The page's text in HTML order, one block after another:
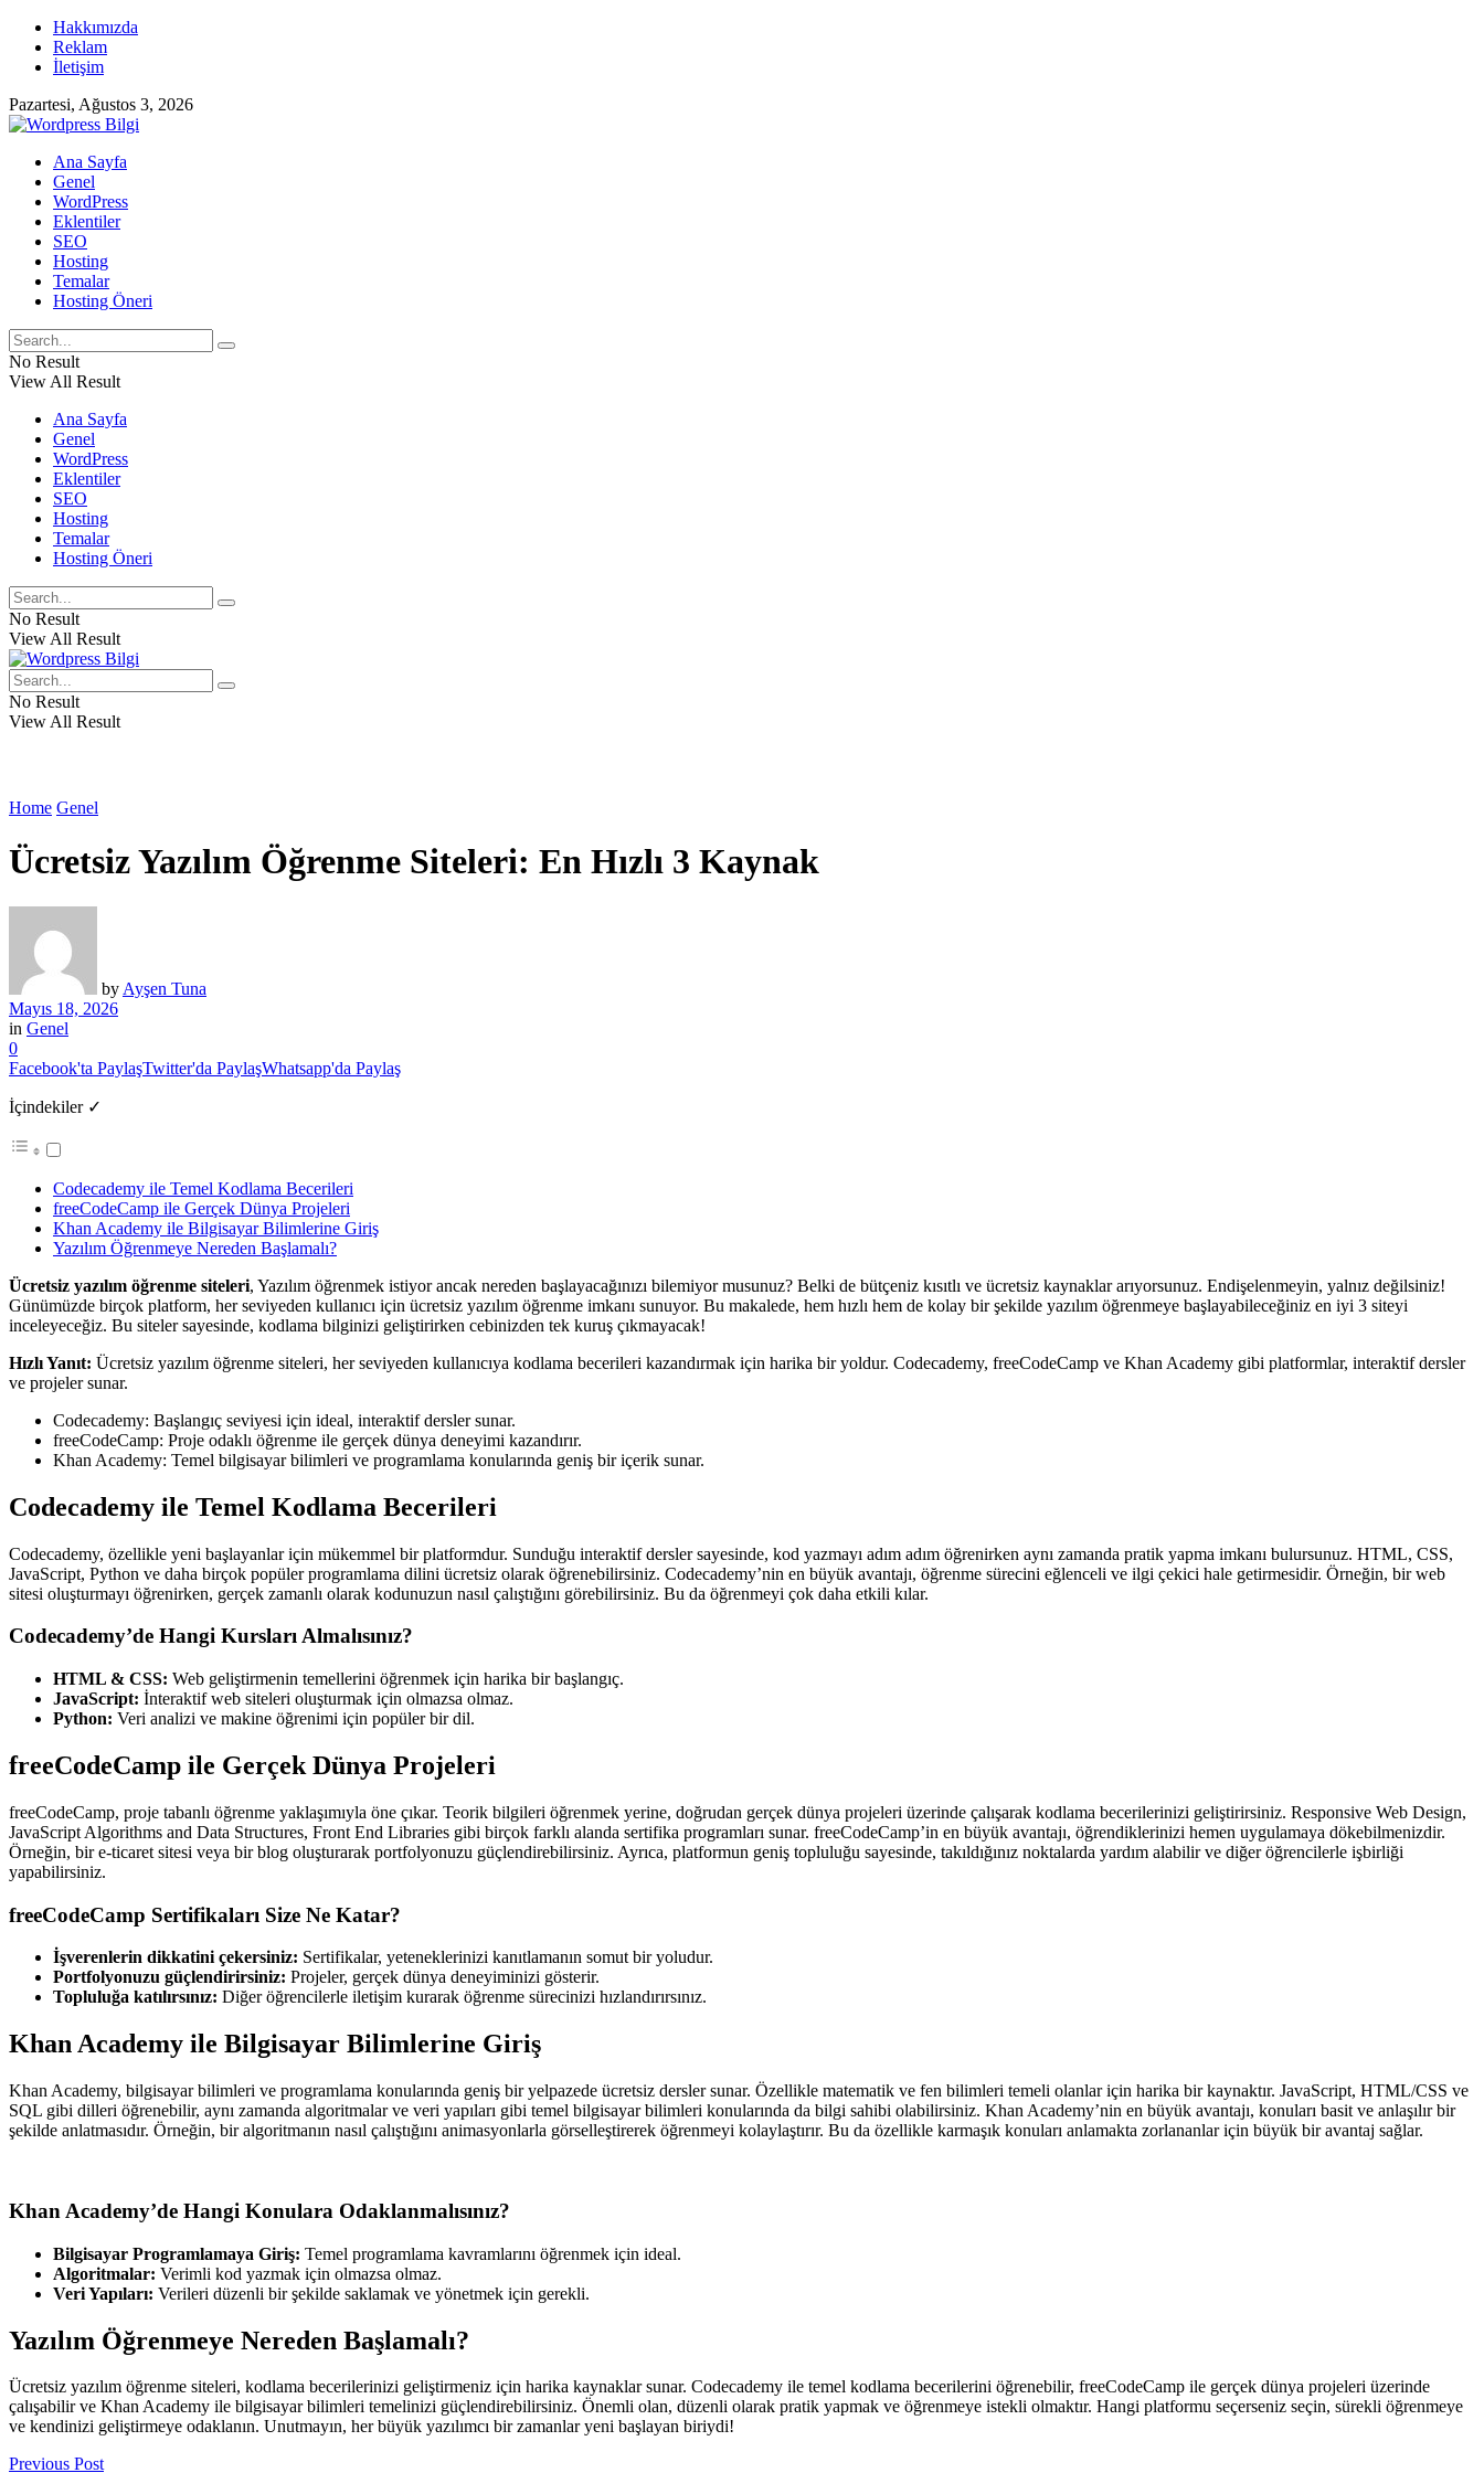
Hakkımızda
Reklam
İletişim
Pazartesi, Ağustos 3, 2026
Ana Sayfa
Genel
WordPress
Eklentiler
SEO
Hosting
Temalar
Hosting Öneri
No Result
View All Result
Ana Sayfa
Genel
WordPress
Eklentiler
SEO
Hosting
Temalar
Hosting Öneri
No Result
View All Result
No Result
View All Result
Home Genel
Ücretsiz Yazılım Öğrenme Siteleri: En Hızlı 3 Kaynak
by Ayşen Tuna
Mayıs 18, 2026
in Genel
0
Facebook'ta PaylaşTwitter'da PaylaşWhatsapp'da Paylaş
İçindekiler ✓
Codecademy ile Temel Kodlama Becerileri
freeCodeCamp ile Gerçek Dünya Projeleri
Khan Academy ile Bilgisayar Bilimlerine Giriş
Yazılım Öğrenmeye Nereden Başlamalı?
Ücretsiz yazılım öğrenme siteleri, Yazılım öğrenmek istiyor ancak nereden başlayacağınızı bilemiyor musunuz? Belki de bütçeniz kısıtlı ve ücretsiz kaynaklar arıyorsunuz. Endişelenmeyin, yalnız değilsiniz!
Günümüzde birçok platform, her seviyeden kullanıcı için ücretsiz yazılım öğrenme imkanı sunuyor. Bu makalede, hem hızlı hem de kolay bir şekilde yazılım öğrenmeye başlayabileceğiniz en iyi 3 siteyi
inceleyeceğiz. Bu siteler sayesinde, kodlama bilginizi geliştirirken cebinizden tek kuruş çıkmayacak!
Hızlı Yanıt: Ücretsiz yazılım öğrenme siteleri, her seviyeden kullanıcıya kodlama becerileri kazandırmak için harika bir yoldur. Codecademy, freeCodeCamp ve Khan Academy gibi platformlar, interaktif dersler
ve projeler sunar.
Codecademy: Başlangıç seviyesi için ideal, interaktif dersler sunar.
freeCodeCamp: Proje odaklı öğrenme ile gerçek dünya deneyimi kazandırır.
Khan Academy: Temel bilgisayar bilimleri ve programlama konularında geniş bir içerik sunar.
Codecademy ile Temel Kodlama Becerileri
Codecademy, özellikle yeni başlayanlar için mükemmel bir platformdur. Sunduğu interaktif dersler sayesinde, kod yazmayı adım adım öğrenirken aynı zamanda pratik yapma imkanı bulursunuz. HTML, CSS,
JavaScript, Python ve daha birçok popüler programlama dilini ücretsiz olarak öğrenebilirsiniz. Codecademy’nin en büyük avantajı, öğrenme sürecini eğlenceli ve ilgi çekici hale getirmesidir. Örneğin, bir web
sitesi oluşturmayı öğrenirken, gerçek zamanlı olarak kodunuzun nasıl çalıştığını görebilirsiniz. Bu da öğrenmeyi çok daha etkili kılar.
Codecademy’de Hangi Kursları Almalısınız?
HTML & CSS: Web geliştirmenin temellerini öğrenmek için harika bir başlangıç.
JavaScript: İnteraktif web siteleri oluşturmak için olmazsa olmaz.
Python: Veri analizi ve makine öğrenimi için popüler bir dil.
freeCodeCamp ile Gerçek Dünya Projeleri
freeCodeCamp, proje tabanlı öğrenme yaklaşımıyla öne çıkar. Teorik bilgileri öğrenmek yerine, doğrudan gerçek dünya projeleri üzerinde çalışarak kodlama becerilerinizi geliştirirsiniz. Responsive Web Design,
JavaScript Algorithms and Data Structures, Front End Libraries gibi birçok farklı alanda sertifika programları sunar. freeCodeCamp’in en büyük avantajı, öğrendiklerinizi hemen uygulamaya dökebilmenizdir.
Örneğin, bir e-ticaret sitesi veya bir blog oluşturarak portfolyonuzu güçlendirebilirsiniz. Ayrıca, platformun geniş topluluğu sayesinde, takıldığınız noktalarda yardım alabilir ve diğer öğrencilerle işbirliği
yapabilirsiniz.
freeCodeCamp Sertifikaları Size Ne Katar?
İşverenlerin dikkatini çekersiniz: Sertifikalar, yeteneklerinizi kanıtlamanın somut bir yoludur.
Portfolyonuzu güçlendirirsiniz: Projeler, gerçek dünya deneyiminizi gösterir.
Topluluğa katılırsınız: Diğer öğrencilerle iletişim kurarak öğrenme sürecinizi hızlandırırsınız.
Khan Academy ile Bilgisayar Bilimlerine Giriş
Khan Academy, bilgisayar bilimleri ve programlama konularında geniş bir yelpazede ücretsiz dersler sunar. Özellikle matematik ve fen bilimleri temeli olanlar için harika bir kaynaktır. JavaScript, HTML/CSS ve
SQL gibi dilleri öğrenebilir, aynı zamanda algoritmalar ve veri yapıları gibi temel bilgisayar bilimleri konularında da bilgi sahibi olabilirsiniz. Khan Academy’nin en büyük avantajı, konuları basit ve anlaşılır bir
şekilde anlatmasıdır. Örneğin, bir algoritmanın nasıl çalıştığını animasyonlarla görselleştirerek öğrenmeyi kolaylaştırır. Bu da özellikle karmaşık konuları anlamakta zorlananlar için büyük bir avantaj sağlar.
Khan Academy’de Hangi Konulara Odaklanmalısınız?
Bilgisayar Programlamaya Giriş: Temel programlama kavramlarını öğrenmek için ideal.
Algoritmalar: Verimli kod yazmak için olmazsa olmaz.
Veri Yapıları: Verileri düzenli bir şekilde saklamak ve yönetmek için gerekli.
Yazılım Öğrenmeye Nereden Başlamalı?
Ücretsiz yazılım öğrenme siteleri, kodlama becerilerinizi geliştirmeniz için harika kaynaklar sunar. Codecademy ile temel kodlama becerilerini öğrenebilir, freeCodeCamp ile gerçek dünya projeleri üzerinde
çalışabilir ve Khan Academy ile bilgisayar bilimleri temelinizi güçlendirebilirsiniz. Önemli olan, düzenli olarak pratik yapmak ve öğrenmeye istekli olmaktır. Hangi platformu seçerseniz seçin, sürekli öğrenmeye
ve kendinizi geliştirmeye odaklanın. Unutmayın, her büyük yazılımcı bir zamanlar yeni başlayan biriydi!
Previous Post